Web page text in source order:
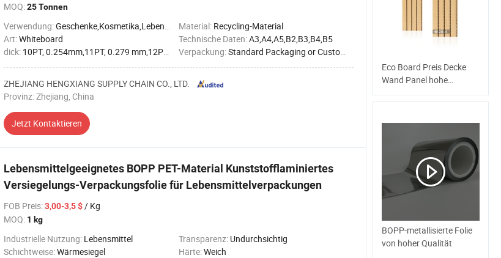
MOQ:25 Tonnen
Verwendung:Geschenke,Kosmetika,Lebensmittel,Schuhe,Wein,Elektronik,Getränk Material: Recycling-Material
Art:Whiteboard Technische Daten:A3,A4,A5,B2,B3,B4,B5
dick: 10PT, 0.254mm,11PT, 0.279 mm,12PT, 0.305 mm,13PT, 0.330 mm,14PT, 0.356 mm,15PT, 0.381 mm,16PT, 0.406 mm,17PT, 0.432 mm,18PT, 0.456 mm,20PT, 0.508 mm Verpackung:Standard Packaging or Customized
ZHEJIANG HENGXIANG SUPPLY CHAIN CO., LTD.
Provinz: Zhejiang, China
Jetzt Kontaktieren
Lebensmittelgeeignetes BOPP PET-Material Kunststofflaminiertes
Versiegelungs-Verpackungsfolie für Lebensmittelverpackungen
FOB Preis:3,00-3,5 $/ Kg
MOQ: 1 kg
Industrielle Nutzung: Lebensmittel Transparenz: Undurchsichtig
Schichtweise:Wärmesiegel Härte:Weich
Eco Board Preis Decke
Wand Panel hohe
Qualität MDF geprägt
Panel Cinema Verwendet
BOPP-metallisierte Folie
von hoher Qualität